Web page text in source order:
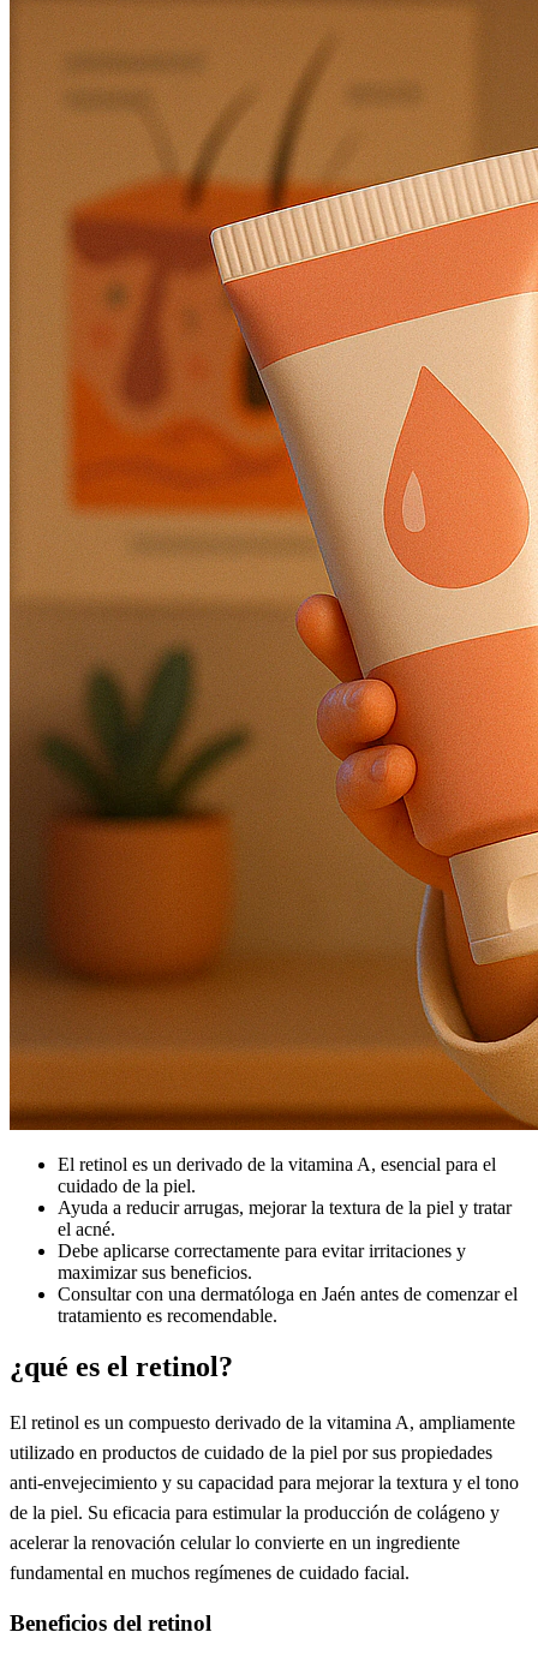
El retinol es un derivado de la vitamina A, esencial para el
cuidado de la piel.
Ayuda a reducir arrugas, mejorar la textura de la piel y tratar
el acné.
Debe aplicarse correctamente para evitar irritaciones y
maximizar sus beneficios.
Consultar con una dermatóloga en Jaén antes de comenzar el
tratamiento es recomendable.
¿qué es el retinol?
El retinol es un compuesto derivado de la vitamina A, ampliamente
utilizado en productos de cuidado de la piel por sus propiedades
anti-envejecimiento y su capacidad para mejorar la textura y el tono
de la piel. Su eficacia para estimular la producción de colágeno y
acelerar la renovación celular lo convierte en un ingrediente
fundamental en muchos regímenes de cuidado facial.
Beneficios del retinol